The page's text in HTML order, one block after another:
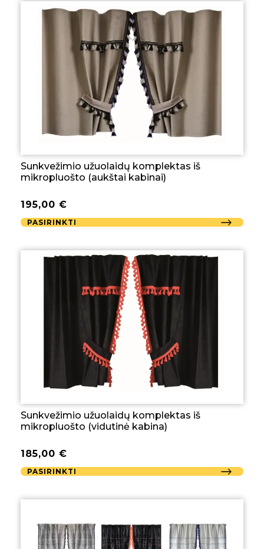
Sunkvežimio užuolaidų komplektas iš
mikropluošto (aukštai kabinai)
195,00 €
PASIRINKTI
Sunkvežimio užuolaidų komplektas iš
mikropluošto (vidutinė kabina)
185,00 €
PASIRINKTI